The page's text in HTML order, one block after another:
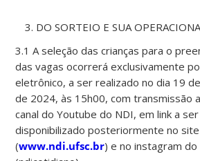
DO SORTEIO E SUA
3.1 A seleção das crianças para o
das vagas ocorrerá exclusivamente
eletrônico, a ser realizado no dia 19
de 2024, às 15h00, com transmissão
canal do Youtube do NDI, em link a ser
disponibilizado posteriormente no site
(www.ndi.ufsc.br) e no instagram do